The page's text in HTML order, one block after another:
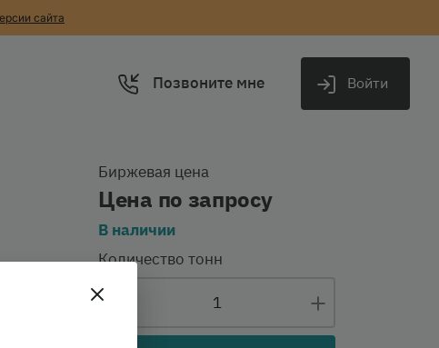
сайта
Позвоните мне Войти
Биржевая цена
Цена по запросу
В наличии
Количество тонн